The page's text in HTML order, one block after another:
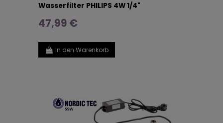
Wasserfilter PHILIPS 4W 1/4"
47,99 €
In den Warenkorb